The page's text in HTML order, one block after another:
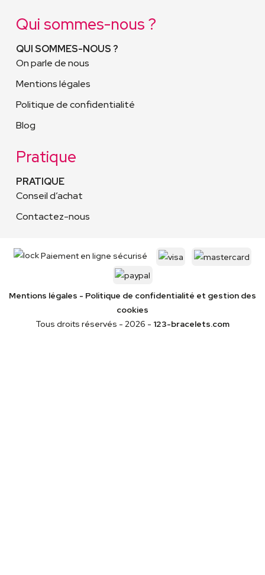
Qui sommes-nous ?
QUI SOMMES-NOUS ?
Mentions légales
Politique de confidentialité
On parle de nous
Blog
Pratique
PRATIQUE
Conseil d’achat
Contactez-nous
Paiement en ligne sécurisé
Mentions légales - Politique de confidentialité et gestion des
cookies
Tous droits réservés - 2026 - 123-bracelets.com